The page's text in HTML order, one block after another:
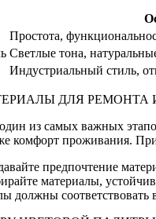
Простота,
Светлые тона,
Индустриальный стиль,
ДЛЯ РЕМОНТА
из самых важных
комфорт проживания.
предпочтение
материалы,
должны соответствовать